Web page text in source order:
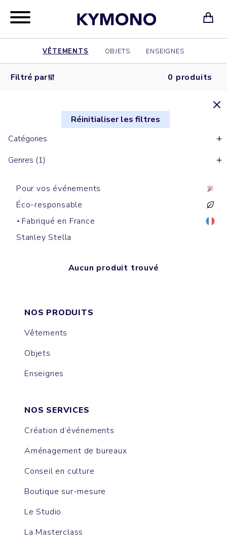
VÊTEMENTS OBJETS ENSEIGNES
Filtré par 0 produits
Réinitialiser les filtres
Catégories
Genres (1)
Pour vos événements
Éco-responsable
Fabriqué en France
Stanley Stella
Aucun produit trouvé
NOS PRODUITS
Vêtements
Objets
Enseignes
NOS SERVICES
Création d’événements
Aménagement de bureaux
Conseil en culture
Boutique sur-mesure
Le Studio
La Masterclass